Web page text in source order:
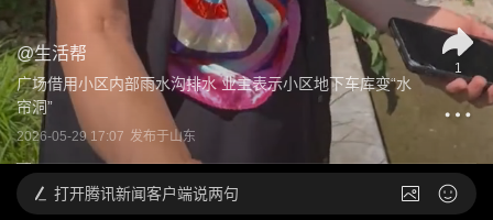
@生活帮
广场借用小区内部雨水沟排水 业主表示小区地下车库变“水
帘洞”
2026-05-29 17:07 发布于山东
1
打开腾讯新闻客户端说两句